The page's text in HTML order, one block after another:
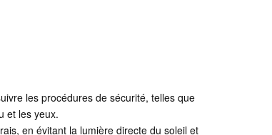
les procédures de sécurité, telles que
et les yeux.
en évitant la lumière directe du soleil et